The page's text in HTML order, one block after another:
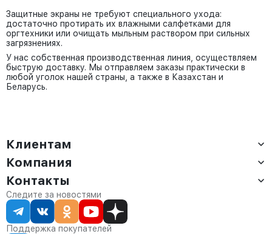
Защитные экраны не требуют специального ухода:
достаточно протирать их влажными салфетками для
оргтехники или очищать мыльным раствором при сильных
загрязнениях.
У нас собственная производственная линия, осуществляем
быструю доставку. Мы отправляем заказы практически в
любой уголок нашей страны, а также в Казахстан и
Беларусь.
Клиентам
Доставка
Оплата
Сервис
Статус заказа
Статьи
Компания
О компании
Контакты
Партнёрам
Контакты
Отдел продаж:
8 (800) 234-22-62
corp@anvikor.ru
Следите за новостями
Поддержка покупателей